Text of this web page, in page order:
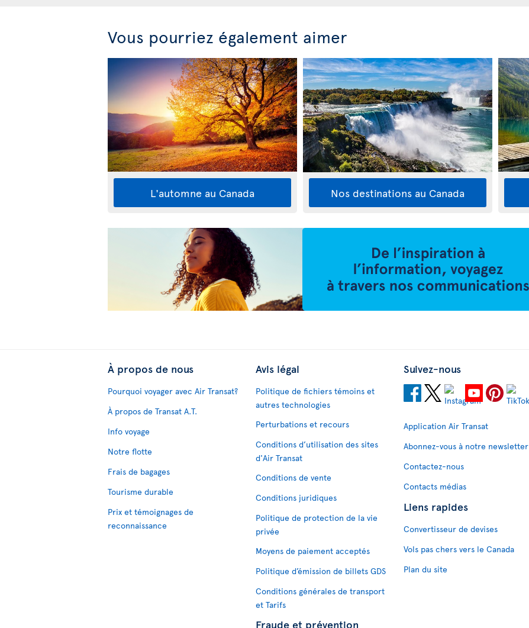
Vous pourriez également aimer
L'automne au Canada Nos destinations au Canada
À propos de nous
Pourquoi voyager avec Air Transat?
À propos de Transat A.T.
Info voyage
Notre flotte
Frais de bagages
Tourisme durable
Prix et témoignages de
reconnaissance
Avis légal
Politique de fichiers témoins et
autres technologies
Perturbations et recours
Conditions d’utilisation des sites
d'Air Transat
Conditions de vente
Conditions juridiques
Politique de protection de la vie
privée
Moyens de paiement acceptés
Politique d’émission de billets GDS
Conditions générales de transport
et Tarifs
Fraude et prévention
Suivez-nous
Application Air Transat
Abonnez-vous à notre newsletter
Contactez-nous
Contacts médias
Liens rapides
Convertisseur de devises
Vols pas chers vers le Canada
Plan du site